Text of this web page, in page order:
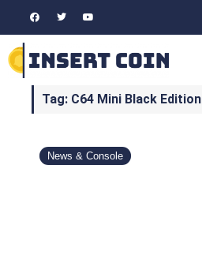
Tag: C64 Mini Black Edition
News & Console